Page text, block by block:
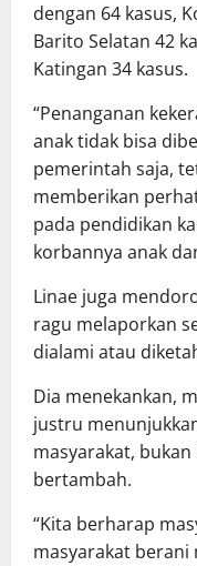
dengan 64 kasus,
Barito Selatan 42
Katingan 34 kasus.
“Penanganan
anak tidak bisa
pemerintah saja,
memberikan
pada pendidikan
korbannya anak
Linae juga
ragu melaporkan
dialami atau
Dia menekankan,
justru
masyarakat,
bertambah.
“Kita berharap
masyarakat